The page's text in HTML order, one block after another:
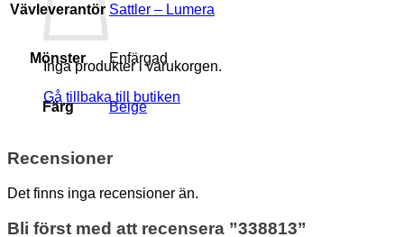
Inga produkter i varukorgen.
Gå tillbaka till butiken
Vävleverantör Sattler – Lumera
Mönster Enfärgad
Färg Beige
Recensioner
Det finns inga recensioner än.
Bli först med att recensera ”338813”